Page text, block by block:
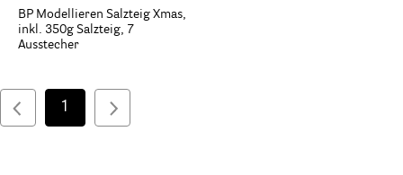
BP Modellieren Salzteig Xmas,
inkl. 350g Salzteig, 7
Ausstecher
1